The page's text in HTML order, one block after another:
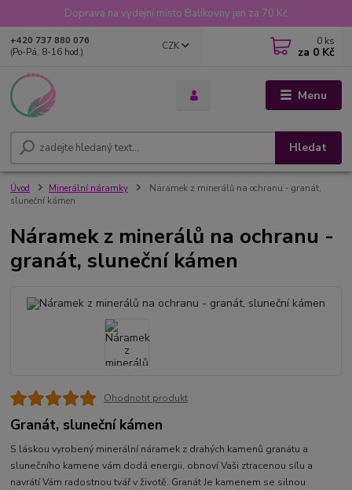
Doprava na výdejní místo Balíkovny jen za 70 Kč
Menu
CZK
Hledat
+420 737 880 076
(Po-Pá, 8-16 hod.)
0 ks
za 0 Kč
Úvod Minerální náramky
Náramek z minerálů na ochranu - granát,
sluneční kámen
Náramek z minerálů na ochranu -
granát, sluneční kámen
Ohodnotit produkt
Granát, sluneční kámen
S láskou vyrobený minerální náramek z drahých kamenů granátu a
slunečního kamene vám dodá energii, obnoví Vaši ztracenou sílu a
navrátí Vám radostnou tvář v životě. Granát Je kamenem se silnou